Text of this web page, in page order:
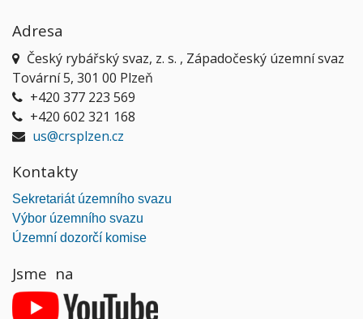
Adresa
Český rybářský svaz, z. s. , Západočeský územní svaz
Tovární 5, 301 00 Plzeň
+420 377 223 569
+420 602 321 168
us@crsplzen.cz
Kontakty
Sekretariát územního svazu
Výbor územního svazu
Územní dozorčí komise
Jsme na